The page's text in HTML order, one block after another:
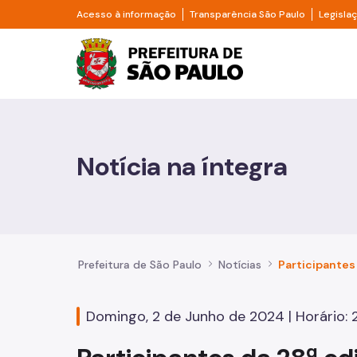
Pular para o Conteúdo principal
Acesso à informação Divisor de acesso à informação
Transparência São Paulo Divisor
Prefeitura de São
Casa e Moradia
Educação
Notícia na íntegra
Prefeitura de São Paulo Notícias
Domingo, 2 de Junho de 2024 | Horário: